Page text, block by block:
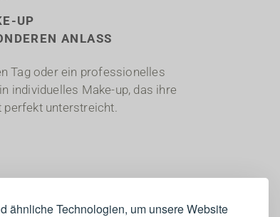
ähnliche Technologien, um unsere Website
UP
ANLASS
Tag oder ein professionelles
individuelles Make-up, das ihre
perfekt unterstreicht.